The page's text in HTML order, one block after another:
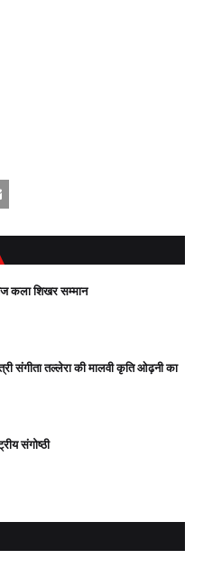
कला शिखर सम्मान
संगीता तल्लेरा की मालवी कृति ओढ़नी का
संगोष्ठी